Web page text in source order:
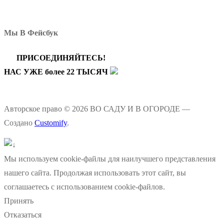
Мы В Фейсбук
ПРИСОЕДИНЯЙТЕСЬ!
НАС УЖЕ более 22 ТЫСЯЧ
Авторское право © 2026 ВО САДУ И В ОГОРОДЕ —
Создано Customify.
Мы используем cookie-файлы для наилучшего представления
нашего сайта. Продолжая использовать этот сайт, вы
соглашаетесь с использованием cookie-файлов.
Принять
Отказаться